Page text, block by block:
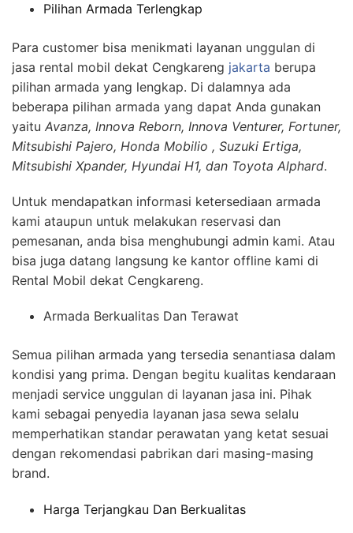
Pilihan Armada Terlengkap
Para customer bisa menikmati layanan unggulan di
jasa rental mobil dekat Cengkareng jakarta berupa
pilihan armada yang lengkap. Di dalamnya ada
beberapa pilihan armada yang dapat Anda gunakan
yaitu Avanza, Innova Reborn, Innova Venturer, Fortuner,
Mitsubishi Pajero, Honda Mobilio , Suzuki Ertiga,
Mitsubishi Xpander, Hyundai H1, dan Toyota Alphard.
Untuk mendapatkan informasi ketersediaan armada
kami ataupun untuk melakukan reservasi dan
pemesanan, anda bisa menghubungi admin kami. Atau
bisa juga datang langsung ke kantor offline kami di
Rental Mobil dekat Cengkareng.
Armada Berkualitas Dan Terawat
Semua pilihan armada yang tersedia senantiasa dalam
kondisi yang prima. Dengan begitu kualitas kendaraan
menjadi service unggulan di layanan jasa ini. Pihak
kami sebagai penyedia layanan jasa sewa selalu
memperhatikan standar perawatan yang ketat sesuai
dengan rekomendasi pabrikan dari masing-masing
brand.
Harga Terjangkau Dan Berkualitas